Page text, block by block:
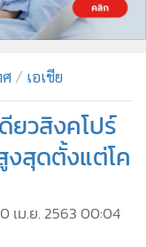
ศ เอเชีย
ยวสิงคโปร์
งสุดตั้งแต่โค
เม.ย. 2563 00:04